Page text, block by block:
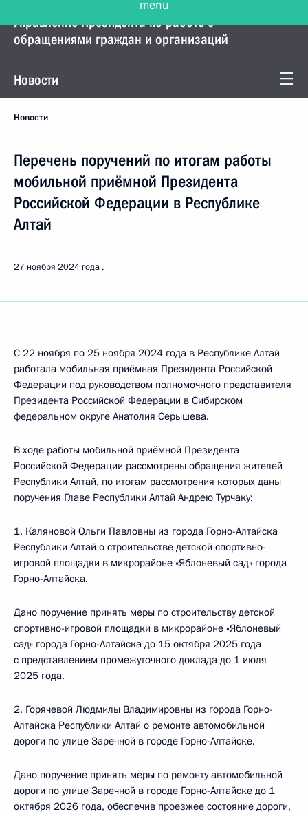
Управление Президента по работе с
обращениями граждан и организаций
Новости
Новости
Перечень поручений по итогам работы
мобильной приёмной Президента
Российской Федерации в Республике
Алтай
27 ноября 2024 года
С 22 ноября по 25 ноября 2024 года в Республике Алтай
работала мобильная приёмная Президента Российской
Федерации под руководством полномочного представителя
Президента Российской Федерации в Сибирском
федеральном округе Анатолия Серышева.
В ходе работы мобильной приёмной Президента
Российской Федерации рассмотрены обращения жителей
Республики Алтай, по итогам рассмотрения которых даны
поручения Главе Республики Алтай Андрею Турчаку:
1. Каляновой Ольги Павловны из города Горно-Алтайска
Республики Алтай о строительстве детской спортивно-
игровой площадки в микрорайоне «Яблоневый сад» города
Горно-Алтайска.
Дано поручение принять меры по строительству детской
спортивно-игровой площадки в микрорайоне «Яблоневый
сад» города Горно-Алтайска до 15 октября 2025 года
с представлением промежуточного доклада до 1 июля
2025 года.
2. Горячевой Людмилы Владимировны из города Горно-
Алтайска Республики Алтай о ремонте автомобильной
дороги по улице Заречной в городе Горно-Алтайске.
Дано поручение принять меры по ремонту автомобильной
дороги по улице Заречной в городе Горно-Алтайске до 1
октября 2026 года, обеспечив проезжее состояние дороги,